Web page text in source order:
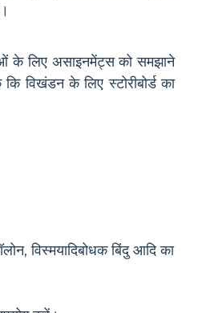
के लिए असाइनमेंट्स को समझाने
विखंडन के लिए स्टोरीबोर्ड का
विस्मयादिबोधक बिंदु आदि का